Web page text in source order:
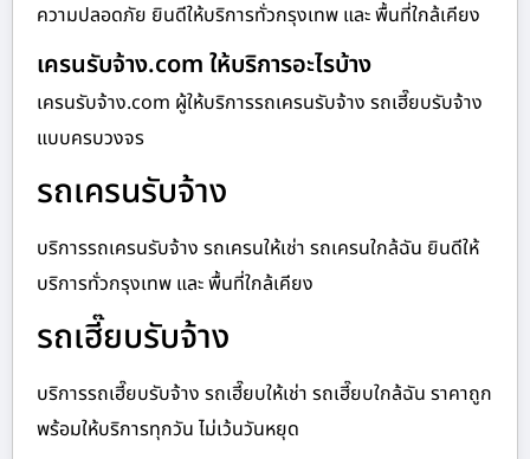
ความปลอดภัย ยินดีให้บริการทั่วกรุงเทพ และ พื้นที่ใกล้เคียง
เครนรับจ้าง.com ให้บริการอะไรบ้าง
เครนรับจ้าง.com ผู้ให้บริการรถเครนรับจ้าง รถเฮี๊ยบรับจ้าง
แบบครบวงจร
รถเครนรับจ้าง
บริการรถเครนรับจ้าง รถเครนให้เช่า รถเครนใกล้ฉัน ยินดีให้
บริการทั่วกรุงเทพ และ พื้นที่ใกล้เคียง
รถเฮี๊ยบรับจ้าง
บริการรถเฮี๊ยบรับจ้าง รถเฮี๊ยบให้เช่า รถเฮี๊ยบใกล้ฉัน ราคาถูก
พร้อมให้บริการทุกวัน ไม่เว้นวันหยุด